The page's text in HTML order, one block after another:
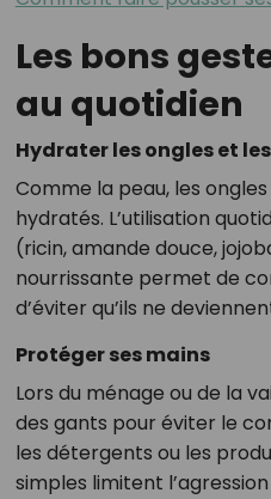
Les bons
au quotidien
Hydrater les ongles et
Comme la peau, les
hydratés. L’utilisation
(ricin, amande douce,
nourrissante permet de
d’éviter qu’ils ne
Protéger ses mains
Lors du ménage ou de la
des gants pour éviter le
les détergents ou les
simples limitent